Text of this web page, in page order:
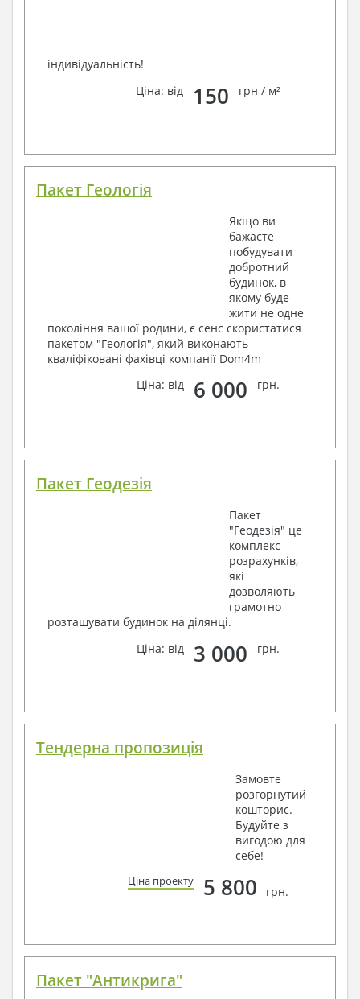
індивідуальність!
Ціна: від
150 грн / м²
Пакет Геологія
Якщо ви
бажаєте
побудувати
добротний
будинок, в
якому буде
жити не одне
покоління вашої родини, є сенс скористатися
пакетом "Геологія", який виконають
кваліфіковані фахівці компанії Dom4m
Ціна: від
6 000 грн.
Пакет Геодезія
Пакет
"Геодезія" це
комплекс
розрахунків,
які
дозволяють
грамотно
розташувати будинок на ділянці.
Ціна: від
3 000 грн.
Тендерна пропозиція
Замовте
розгорнутий
кошторис.
Будуйте з
вигодою для
себе!
Ціна проекту 5 800 грн.
Пакет "Антикрига"